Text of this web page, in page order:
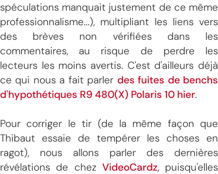
spéculations manquait justement de ce même
professionnalisme...), multipliant les liens vers
des brèves non vérifiées dans les
commentaires, au risque de perdre les
lecteurs les moins avertis. C'est d'ailleurs déjà
ce qui nous a fait parler des fuites de benchs
d'hypothétiques R9 480(X) Polaris 10 hier.
Pour corriger le tir (de la même façon que
Thibaut essaie de tempérer les choses en
ragot), nous allons parler des dernières
révélations de chez VideoCardz, puisqu'elles